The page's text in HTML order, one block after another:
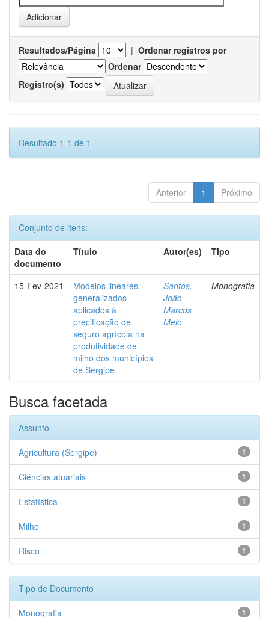
Resultados/Página | Ordenar registros por
Ordenar
Registro(s)
Resultado 1-1 de 1.
Anterior 1 Próximo
Conjunto de itens:
Data do
documento
Título Autor(es) Tipo
15-Fev-2021
Modelos lineares
generalizados
aplicados à
precificação de
seguro agrícola na
produtividade de
milho dos municípios
de Sergipe
Santos,
João
Marcos
Melo
Monografia
Busca facetada
Assunto
1
Agricultura (Sergipe)
1
Ciências atuariais
1
Estatística
1
Milho
1
Risco
Tipo de Documento
1
Monografia